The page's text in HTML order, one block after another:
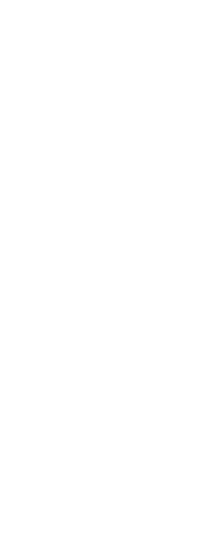
über all das, was sie auf
Dive oder